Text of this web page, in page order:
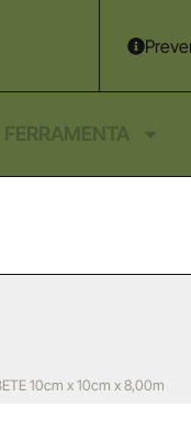
FERRAMENTA
10cm x 10cm x 8,00m